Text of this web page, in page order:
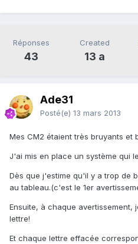
Réponses
43
Created
13 a
Ade31
Posté(e) 13 mars 2013
Mes CM2 étaient très bruyants et
J'ai mis en place un système qui
Dès que j'estime qu'il y a trop de
au tableau.(c'est le 1er
Ensuite, à chaque avertissement,
lettre!
Et chaque lettre effacée